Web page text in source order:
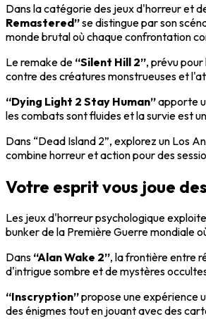
Dans la catégorie des jeux d'horreur et
Remastered”se distingue par son
monde brutal où chaque confrontation
Le remake de “Silent Hill 2”, prévu
contre des créatures monstrueuses et
“Dying Light 2 Stay Human”apporte
les combats sont fluides et la survie est
Dans “Dead Island 2”, explorez un Los
combine horreur et action pour des
Votre esprit vous joue
Les jeux d'horreur psychologique
bunker de la Première Guerre mondiale
Dans “Alan Wake 2”, la frontière entre
d'intrigue sombre et de mystères
“Inscryption”propose une expérience
des énigmes tout en jouant avec des